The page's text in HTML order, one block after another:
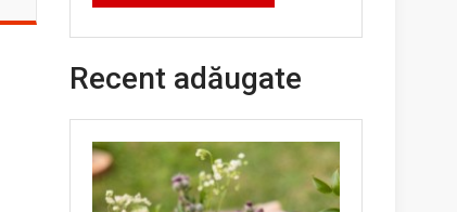
Recent adăugate